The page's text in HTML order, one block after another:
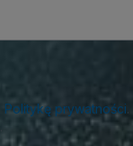
Politykę prywatności